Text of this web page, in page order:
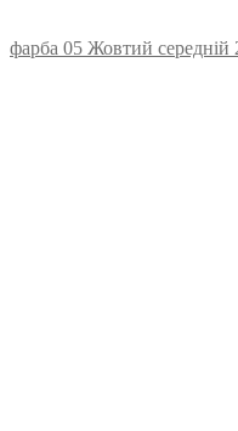
фарба 05 Жовтий